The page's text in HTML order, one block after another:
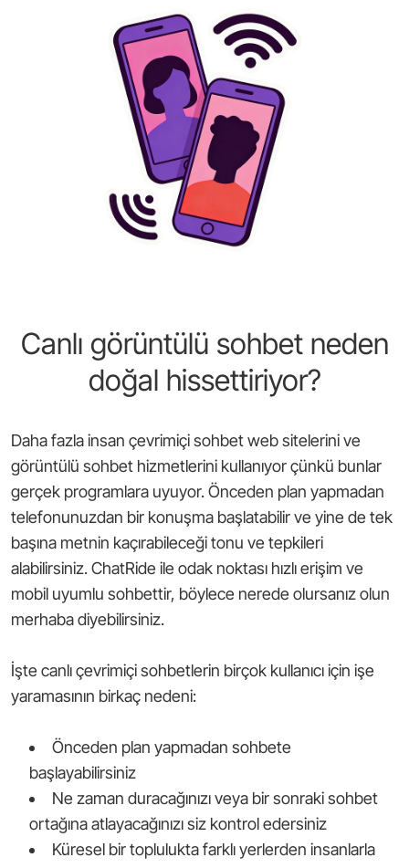
Canlı görüntülü sohbet neden
doğal hissettiriyor?
Daha fazla insan çevrimiçi sohbet web sitelerini ve
görüntülü sohbet hizmetlerini kullanıyor çünkü bunlar
gerçek programlara uyuyor. Önceden plan yapmadan
telefonunuzdan bir konuşma başlatabilir ve yine de tek
başına metnin kaçırabileceği tonu ve tepkileri
alabilirsiniz. ChatRide ile odak noktası hızlı erişim ve
mobil uyumlu sohbettir, böylece nerede olursanız olun
merhaba diyebilirsiniz.
İşte canlı çevrimiçi sohbetlerin birçok kullanıcı için işe
yaramasının birkaç nedeni:
Önceden plan yapmadan sohbete
başlayabilirsiniz
Ne zaman duracağınızı veya bir sonraki sohbet
ortağına atlayacağınızı siz kontrol edersiniz
Küresel bir toplulukta farklı yerlerden insanlarla